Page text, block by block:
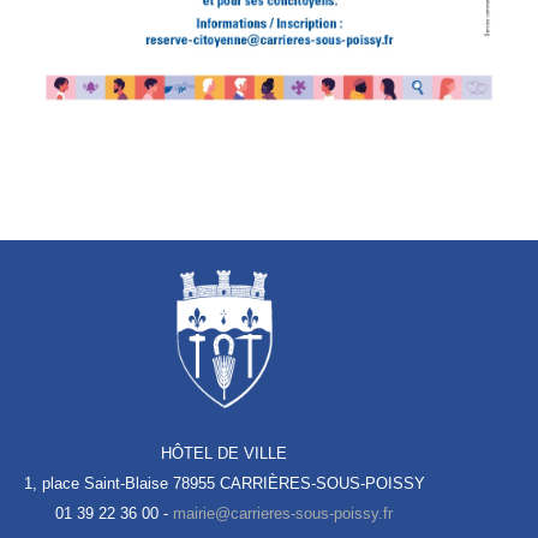
HÔTEL DE VILLE
1, place Saint-Blaise 78955 CARRIÈRES-SOUS-POISSY
01 39 22 36 00 -